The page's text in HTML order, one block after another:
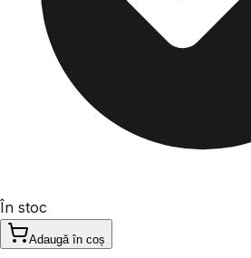
În stoc
Adaugă în coș